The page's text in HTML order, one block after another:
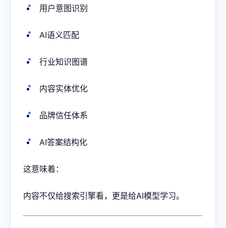
用户意图识别
AI语义匹配
行业知识图谱
内容实体优化
品牌信任体系
AI答案结构化
这意味着：
内容不仅给搜索引擎看，更是给AI模型学习。